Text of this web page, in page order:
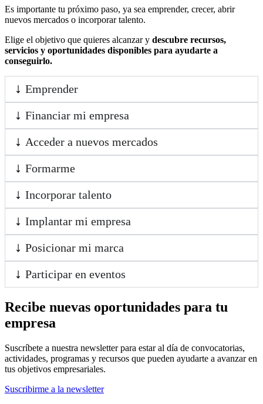
Es importante tu próximo paso, ya sea emprender, crecer, abrir
nuevos mercados o incorporar talento.
Elige el objetivo que quieres alcanzar y descubre recursos,
servicios y oportunidades disponibles para ayudarte a
conseguirlo.
Emprender
Financiar mi empresa
Acceder a nuevos mercados
Formarme
Incorporar talento
Implantar mi empresa
Posicionar mi marca
Participar en eventos
Recibe nuevas oportunidades para tu
empresa
Suscríbete a nuestra newsletter para estar al día de convocatorias,
actividades, programas y recursos que pueden ayudarte a avanzar en
tus objetivos empresariales.
Suscribirme a la newsletter